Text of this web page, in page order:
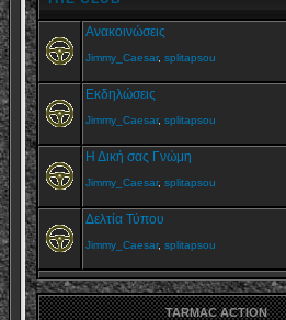
Ανακοινώσεις
Jimmy_Caesar, splitapsou
Εκδηλώσεις
Jimmy_Caesar, splitapsou
Η Δική σας Γνώμη
Jimmy_Caesar, splitapsou
Δελτία Τύπου
Jimmy_Caesar, splitapsou
TARMAC ACTION